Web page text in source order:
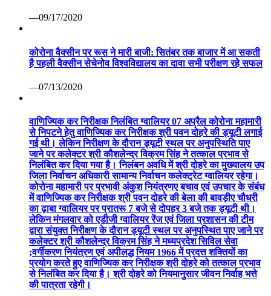
—09/17/2020
कोरोना वैक्सीन पर रूस ने मारी बाजी: सितंबर तक बाजार में आ सकती
है पहली वैक्सीन सेचेनोव विश्वविद्यालय का दावा सभी परीक्षण रहे सफल
—07/13/2020
वाणिज्यिक कर निरीक्षक निलंबित ग्वालियर 07 अप्रैल कोरोना महामारी
से निपटने हेतु वाणिज्यिक कर निरीक्षक श्री पवन दोहरे की ड्यूटी लगाई
गई थी। लेकिन निरीक्षण के दौरान ड्यूटी स्थल पर अनुपस्थिति पाए
जाने पर कलेक्टर श्री कौशलेन्द्र विक्रम सिंह ने तत्काल प्रभाव से
निलंबित कर दिया गया है। निलंबन अवधि में श्री दोहरे का मुख्यालय उप
जिला निर्वाचन अधिकारी सामान्य निर्वाचन कलेक्ट्रेट ग्वालियर रहेगा।
कोरोना महामारी पर प्रभावी अंकुश नियंत्रणए बचाव एवं उपचार के संबंध
में वाणिज्यिक कर निरीक्षक श्री पवन दोहरे की बेला की बावड़ीए चौधरी
का ढ़ाबा ग्वालियर पर प्रातरू 7 बजे से दोपहर 3 बजे तक ड्यूटी थी।
लेकिन मंगलवार को एडीजी ग्वालियर रेंज एवं जिला प्रशासन की टीम
द्वारा संयुक्त निरीक्षण के दौरान ड्यूटी स्थल पर अनुपस्थित पाए जाने पर
कलेक्टर श्री कौशलेन्द्र विक्रम सिंह ने मध्यप्रदेश सिविल सेवा
;वर्गीकरण नियंत्रण एवं अपीलद्ध नियम 1966 में प्रदत्त शक्तियों का
प्रयोग करते हुए वाणिज्यिक कर निरीक्षक श्री दोहरे को तत्काल प्रभाव
से निलंबित कर दिया है। श्री दोहरे को नियमानुसार जीवन निर्वाह भत्ते
की पात्रता रहेगी।